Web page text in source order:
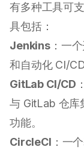
有多种工具可
具包括：
Jenkins：一
和自动化 CI/
GitLab CI/CD
与 GitLab 仓库
功能。
CircleCI ：一